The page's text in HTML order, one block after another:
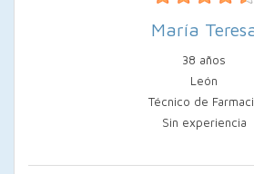
María
38 años
León
Técnico de
Sin experiencia